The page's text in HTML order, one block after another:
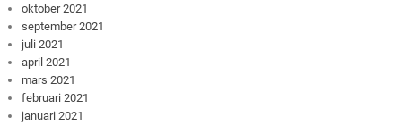
oktober 2021
september 2021
juli 2021
april 2021
mars 2021
februari 2021
januari 2021